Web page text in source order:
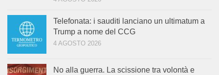
Telefonata: i sauditi lanciano un ultimatum a
Trump a nome del CCG
4 AGOSTO 2026
No alla guerra. La scissione tra volontà e